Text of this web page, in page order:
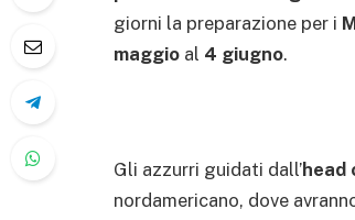
giorni la preparazione per i
maggio al 4 giugno.
Gli azzurri guidati dall’head
nordamericano, dove